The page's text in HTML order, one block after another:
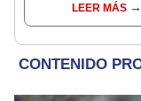
muy fuertes..."
LEER MÁS